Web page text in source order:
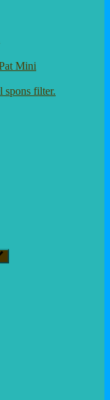
Mini
spons filter.